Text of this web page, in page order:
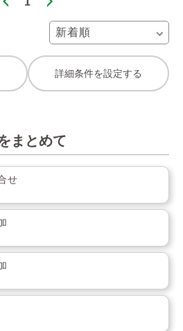
詳細条件を設定する
まとめて
せ